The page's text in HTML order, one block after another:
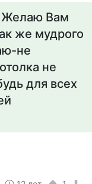
Желаю Вам
же мудрого
не
не
для всех